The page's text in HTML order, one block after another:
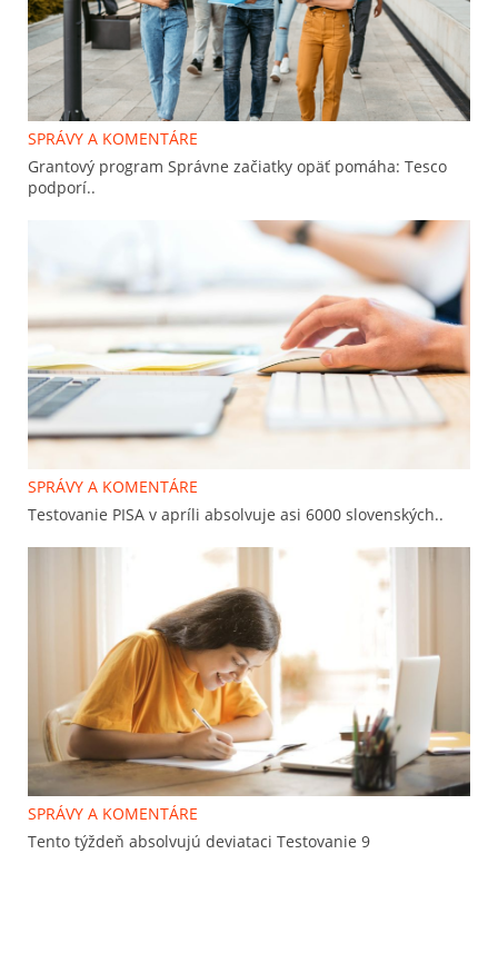
SPRÁVY A KOMENTÁRE
Grantový program Správne začiatky opäť pomáha: Tesco
podporí..
SPRÁVY A KOMENTÁRE
Testovanie PISA v apríli absolvuje asi 6000 slovenských..
SPRÁVY A KOMENTÁRE
Tento týždeň absolvujú deviataci Testovanie 9